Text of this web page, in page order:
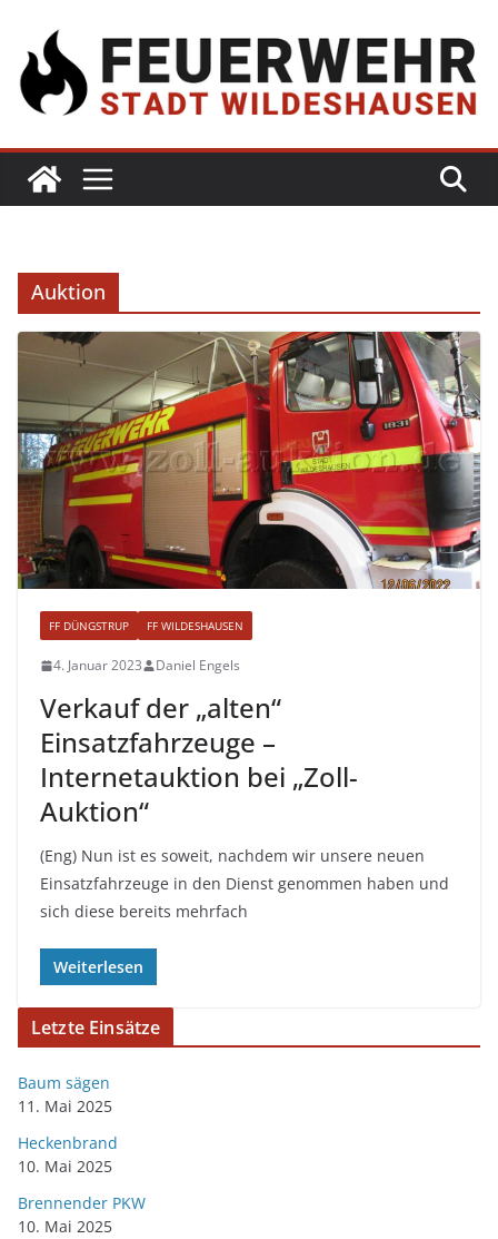
Auktion
FF DÜNGSTRUP FF WILDESHAUSEN
4. Januar 2023 Daniel Engels
Verkauf der „alten“
Einsatzfahrzeuge –
Internetauktion bei „Zoll-
Auktion“
(Eng) Nun ist es soweit, nachdem wir unsere neuen
Einsatzfahrzeuge in den Dienst genommen haben und
sich diese bereits mehrfach
Weiterlesen
Letzte Einsätze
Baum sägen
11. Mai 2025
Heckenbrand
10. Mai 2025
Brennender PKW
10. Mai 2025